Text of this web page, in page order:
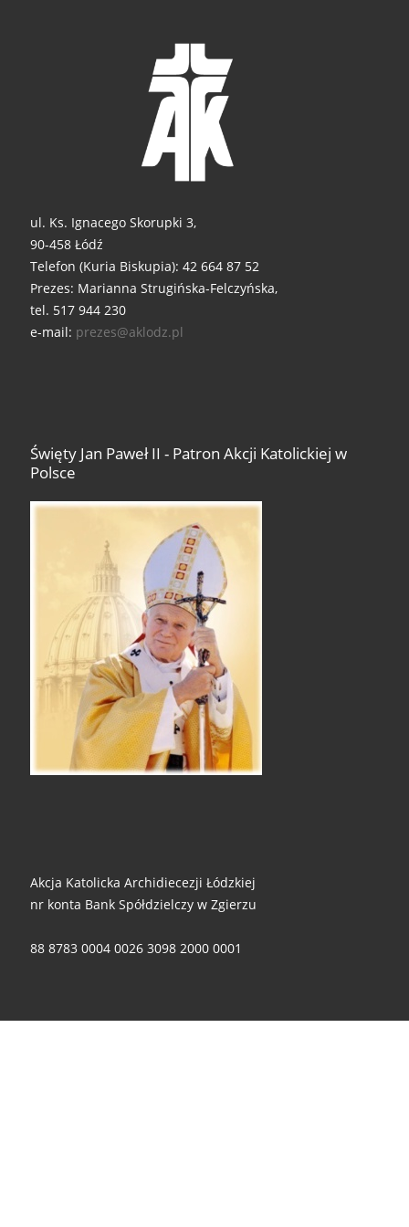
ul. Ks. Ignacego Skorupki 3,
90-458 Łódź
Telefon (Kuria Biskupia): 42 664 87 52
Prezes: Marianna Strugińska-Felczyńska,
tel. 517 944 230
e-mail: prezes@aklodz.pl
Święty Jan Paweł II - Patron Akcji Katolickiej w
Polsce
Akcja Katolicka Archidiecezji Łódzkiej
nr konta Bank Spółdzielczy w Zgierzu
88 8783 0004 0026 3098 2000 0001